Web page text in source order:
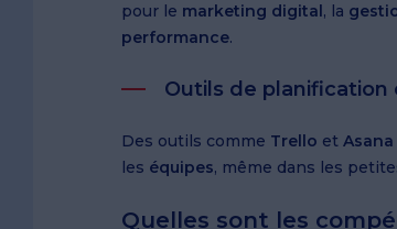
pour le marketing digital, la
performance.
Outils de
Des outils comme Trello et Asana
les équipes, même dans les
Quelles sont les